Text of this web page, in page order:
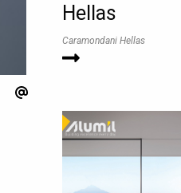
Hellas
Caramondani Hellas